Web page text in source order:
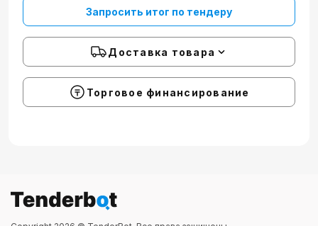
Запросить итог по тендеру
Доставка товара
Торговое финансирование